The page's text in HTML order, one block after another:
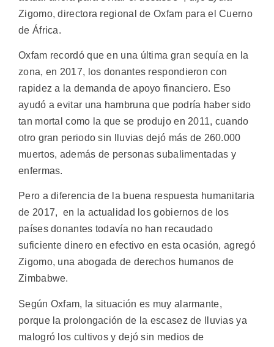
Zigomo, directora regional de Oxfam para el Cuerno
de África.
Oxfam recordó que en una última gran sequía en la
zona, en 2017, los donantes respondieron con
rapidez a la demanda de apoyo financiero. Eso
ayudó a evitar una hambruna que podría haber sido
tan mortal como la que se produjo en 2011, cuando
otro gran periodo sin lluvias dejó más de 260.000
muertos, además de personas subalimentadas y
enfermas.
Pero a diferencia de la buena respuesta humanitaria
de 2017, en la actualidad los gobiernos de los
países donantes todavía no han recaudado
suficiente dinero en efectivo en esta ocasión, agregó
Zigomo, una abogada de derechos humanos de
Zimbabwe.
Según Oxfam, la situación es muy alarmante,
porque la prolongación de la escasez de lluvias ya
malogró los cultivos y dejó sin medios de